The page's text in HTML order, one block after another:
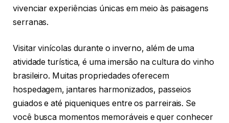
vivenciar experiências únicas em meio às paisagens
serranas.
Visitar vinícolas durante o inverno, além de uma
atividade turística, é uma imersão na cultura do vinho
brasileiro. Muitas propriedades oferecem
hospedagem, jantares harmonizados, passeios
guiados e até piqueniques entre os parreirais. Se
você busca momentos memoráveis e quer conhecer